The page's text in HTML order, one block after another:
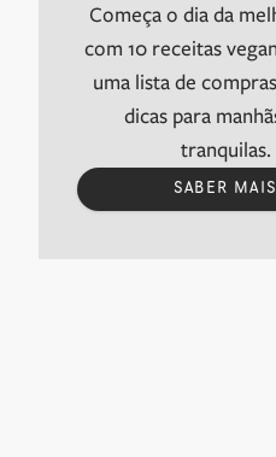
Começa o dia da
com 10 receitas
uma lista de
dicas para
tranquilas.
SABER MAIS